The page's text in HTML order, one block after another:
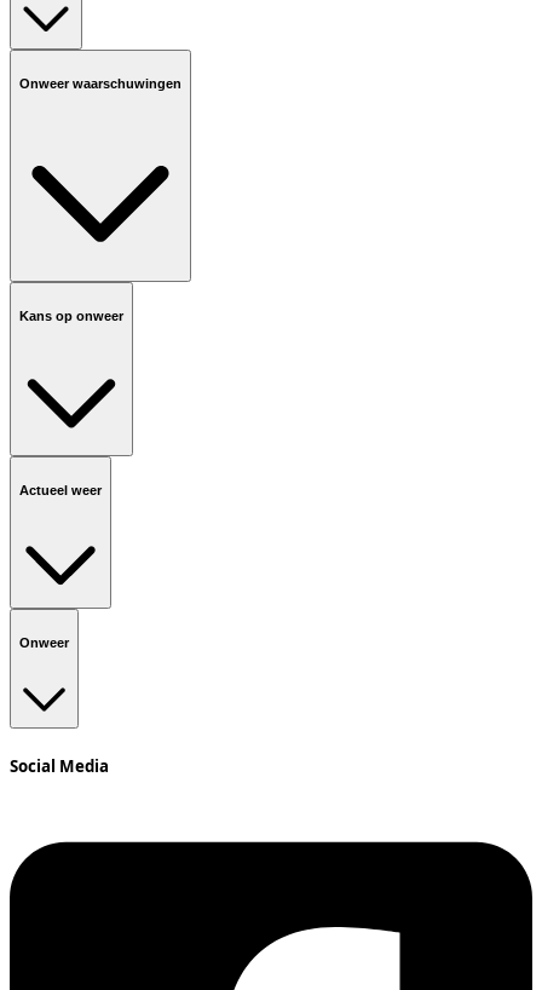
Onweer waarschuwingen
Kans op onweer
Actueel weer
Onweer
Social Media